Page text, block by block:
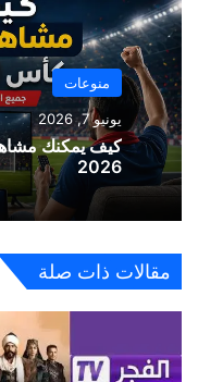
منوعات
يونيو 7, 2026
كيف يمكنك
2026
مقالات ذات صلة